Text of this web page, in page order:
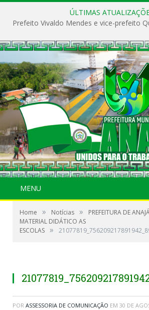
ÚLTIMAS
MENU
Home » Notícias »
PREFEITURA DE
MATERIAL DIDÁTICO AS
ESCOLAS »
POR ASSESSORIA DE COMUNICAÇÃO EM 30 DE